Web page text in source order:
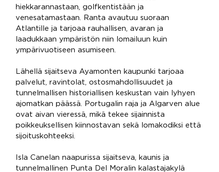
hiekkarannastaan, golfkentistään ja
venesatamastaan. Ranta avautuu suoraan
Atlantille ja tarjoaa rauhallisen, avaran ja
laadukkaan ympäristön niin lomailuun kuin
ympärivuotiseen asumiseen.
Lähellä sijaitseva Ayamonten kaupunki tarjoaa
palvelut, ravintolat, ostosmahdollisuudet ja
tunnelmallisen historiallisen keskustan vain lyhyen
ajomatkan päässä. Portugalin raja ja Algarven alue
ovat aivan vieressä, mikä tekee sijainnista
poikkeuksellisen kiinnostavan sekä lomakodiksi että
sijoituskohteeksi.
Isla Canelan naapurissa sijaitseva, kaunis ja
tunnelmallinen Punta Del Moralin kalastajakylä